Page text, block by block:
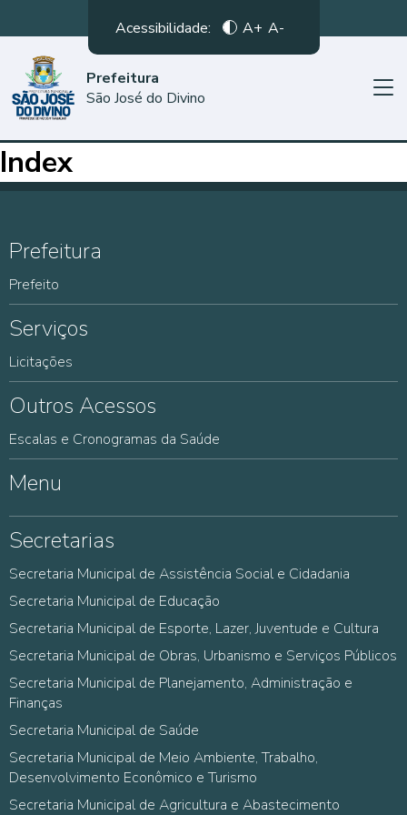
Acessibilidade: A+ A-
Prefeitura
São José do Divino
Index
Prefeitura
Prefeito
Serviços
Licitações
Outros Acessos
Escalas e Cronogramas da Saúde
Menu
Secretarias
Secretaria Municipal de Assistência Social e Cidadania
Secretaria Municipal de Educação
Secretaria Municipal de Esporte, Lazer, Juventude e Cultura
Secretaria Municipal de Obras, Urbanismo e Serviços Públicos
Secretaria Municipal de Planejamento, Administração e
Finanças
Secretaria Municipal de Saúde
Secretaria Municipal de Meio Ambiente, Trabalho,
Desenvolvimento Econômico e Turismo
Secretaria Municipal de Agricultura e Abastecimento